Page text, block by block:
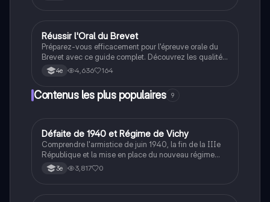
Méthodo
Réussir l'Oral du Brevet
Préparez-vous efficacement pour l'épreuve orale du
Brevet avec ce guide complet. Découvrez les qualités
essentielles d'une soutenance, comment gérer le
stress, et les compétences évaluées. Apprenez à
choisir un projet captivant et à structurer votre exposé
pour impressionner le jury. Idéal pour les élèves de
4e 4,636 164
Contenus les plus populaires 9
DHistoire
Défaite de 1940 et Régime de Vichy
Comprendre l'armistice de juin 1940, la fin de la IIIe
République et la mise en place du nouveau régime
autoritaire de Philippe Pétain.
3e 3,817 0